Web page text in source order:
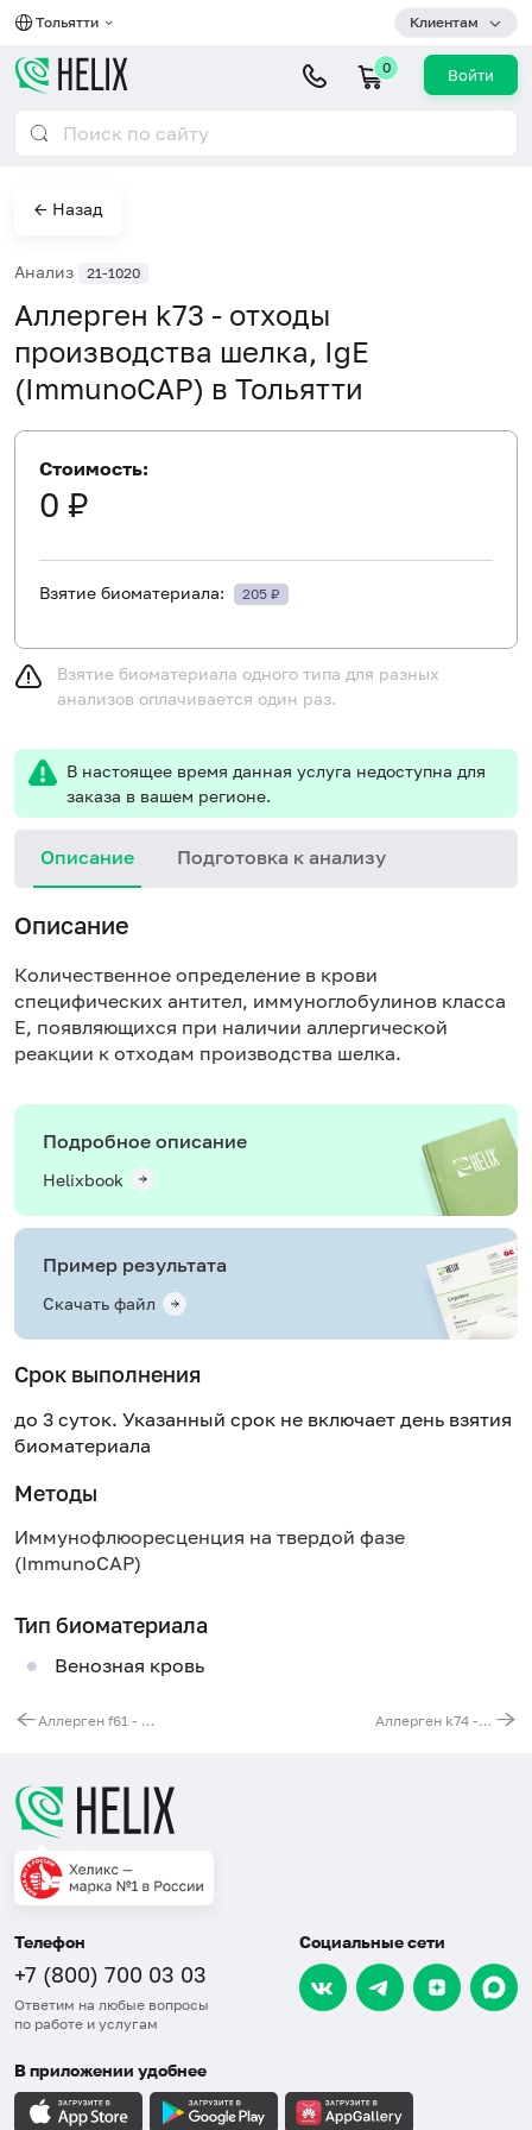
Тольятти Клиентам
0 Войти
← Назад
Анализ 21-1020
Аллерген k73 - отходы
производства шелка, IgE
(ImmunoCAP) в Тольятти
Стоимость:
0 ₽
Взятие биоматериала: 205 ₽
Взятие биоматериала одного типа для разных
анализов оплачивается один раз.
В настоящее время данная услуга недоступна для
заказа в вашем регионе.
Описание Подготовка к анализу
Описание
Количественное определение в крови
специфических антител, иммуноглобулинов класса
E, появляющихся при наличии аллергической
реакции к отходам производства шелка.
Подробное описание
Helixbook
Пример результата
Скачать файл
Срок выполнения
до 3 суток. Указанный срок не включает день взятия
биоматериала
Методы
Иммунофлюоресценция на твердой фазе
(ImmunoCAP)
Тип биоматериала
Венозная кровь
Аллерген f61 - сардина, IgE Аллерген k74 - шелк, IgE (ImmunoCAP)
Телефон
+7 (800) 700 03 03
Ответим на любые вопросы
по работе и услугам
Социальные сети
В приложении удобнее